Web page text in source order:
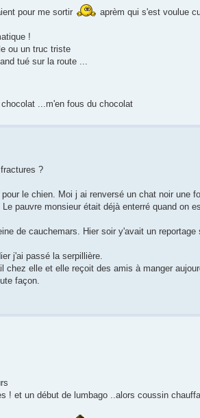
pour me sortir
aprèm qui s'est voulue
!
ou un truc triste
tué sur la route ...
...m'en fous du chocolat
?
le chien. Moi j ai renversé un chat noir une
pauvre monsieur était déjà enterré quand on
de cauchemars. Hier soir y'avait un
j'ai passé la serpillière.
elle et elle reçoit des amis à manger
façon.
! et un début de lumbago ..alors coussin